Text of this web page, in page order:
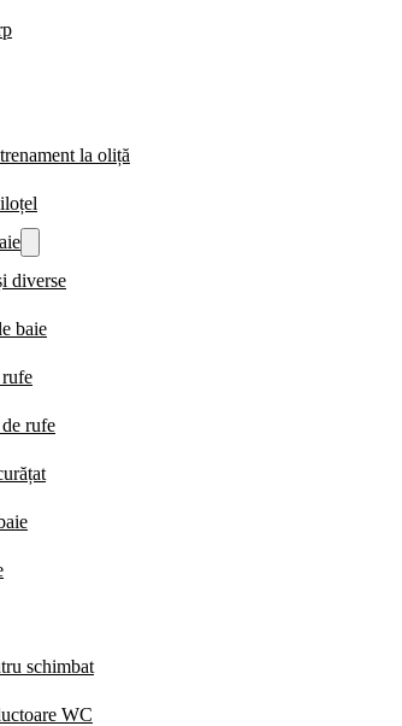
la oliță
diverse
baie
rufe
schimbat
WC